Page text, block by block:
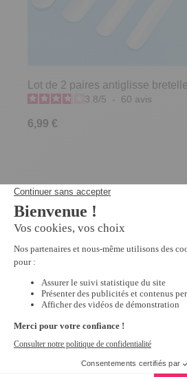
Lot de 2 paires antiglisse
3.8/5 - 60 avis
6,99 €
Derniers articles